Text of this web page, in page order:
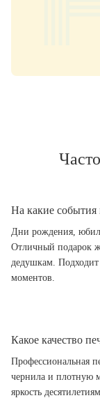
На какие события
Дни рождения,
Отличный подарок
дедушкам.
моментов.
Какое качество
Профессиональная
чернила и плотную
яркость